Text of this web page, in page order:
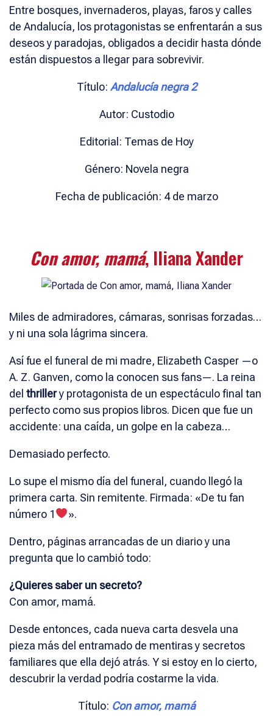
Entre bosques, invernaderos, playas, faros y calles
de Andalucía, los protagonistas se enfrentarán a sus
deseos y paradojas, obligados a decidir hasta dónde
están dispuestos a llegar para sobrevivir.
Título: Andalucía negra 2
Autor: Custodio
Editorial: Temas de Hoy
Género: Novela negra
Fecha de publicación: 4 de marzo
Con amor, mamá, Iliana Xander
Miles de admiradores, cámaras, sonrisas forzadas…
y ni una sola lágrima sincera.
Así fue el funeral de mi madre, Elizabeth Casper —o
A. Z. Ganven, como la conocen sus fans—. La reina
del thrillery protagonista de un espectáculo final tan
perfecto como sus propios libros. Dicen que fue un
accidente: una caída, un golpe en la cabeza…
Demasiado perfecto.
Lo supe el mismo día del funeral, cuando llegó la
primera carta. Sin remitente. Firmada: «De tu fan
número 1
».
Dentro, páginas arrancadas de un diario y una
pregunta que lo cambió todo:
¿Quieres saber un secreto?
Con amor, mamá.
Desde entonces, cada nueva carta desvela una
pieza más del entramado de mentiras y secretos
familiares que ella dejó atrás. Y si estoy en lo cierto,
descubrir la verdad podría costarme la vida.
Título: Con amor, mamá